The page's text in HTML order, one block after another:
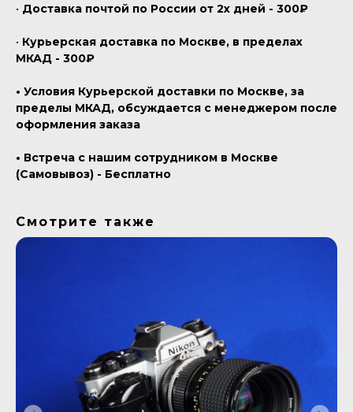
• Доставка почтой по России от 2х дней - 300₽
• Курьерская доставка по Москве, в пределах
МКАД - 300₽
• Условия Курьерской доставки по Москве, за
пределы МКАД, обсуждается с менеджером после
оформления заказа
• Встреча с нашим сотрудником в Москве
(Самовывоз) - Бесплатно
Смотрите также